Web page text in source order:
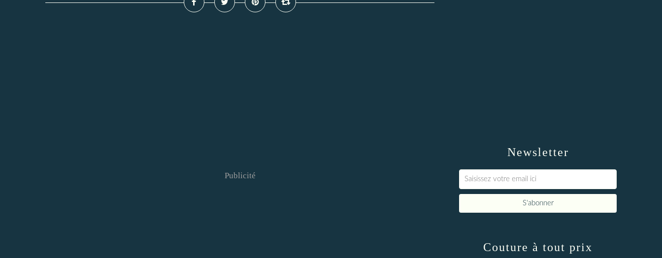
Publicité
Newsletter
Couture à tout prix